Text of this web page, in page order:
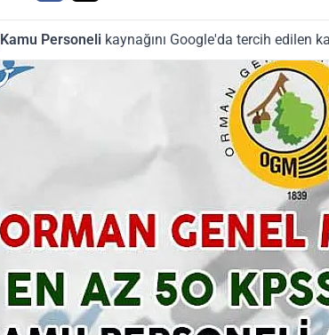
Kamu Personeli kaynağını Google'da tercih edilen